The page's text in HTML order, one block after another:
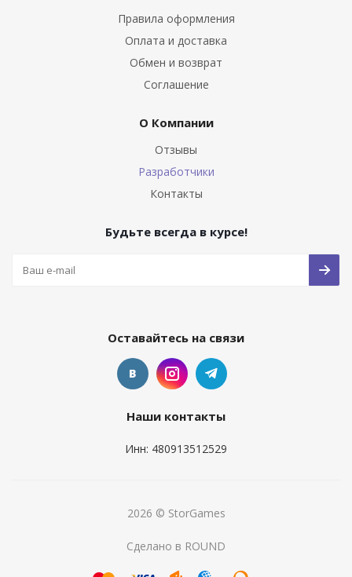
Правила оформления
Оплата и доставка
Обмен и возврат
Соглашение
О Компании
Отзывы
Разработчики
Контакты
Будьте всегда в курсе!
Оставайтесь на связи
Наши контакты
Инн: 480913512529
2026 © StorGames
Сделано в ROUND